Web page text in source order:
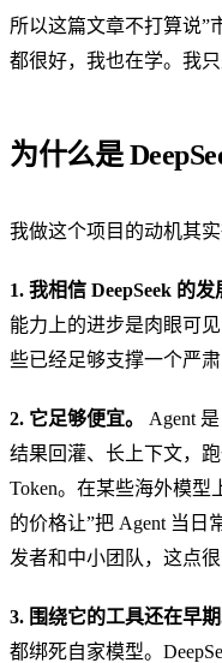
所以这篇文章不打算说”
都很好，我也在学。我
为什么是
我做这个项目的动机其实
1. 我相信 DeepSeek 的发
能力上的进步是肉眼可
些已经足够支撑一个严肃
2. 它足够便宜。
Agent
结果回灌、长上下文，
Token。在某些海外模型
的价格让”把 Agent 当日
发者和中小团队，这点很
3. 围绕它的工具还在早期
都绑死自家模型。